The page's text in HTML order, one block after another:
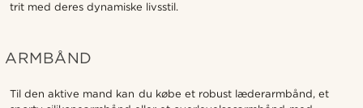
trit med deres dynamiske livsstil.
ARMBÅND
Til den aktive mand kan du købe et robust læderarmbånd, et